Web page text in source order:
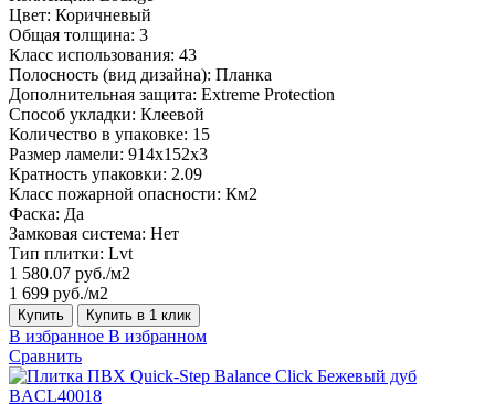
Цвет: Коричневый
Общая толщина: 3
Класс использования: 43
Полосность (вид дизайна): Планка
Дополнительная защита: Extreme Protection
Способ укладки: Клеевой
Количество в упаковке: 15
Размер ламели: 914x152x3
Кратность упаковки: 2.09
Класс пожарной опасности: Км2
Фаска: Да
Замковая система: Нет
Тип плитки: Lvt
1 580.07 руб./м2
1 699 руб./м2
Купить Купить в 1 клик
В избранное В избранном
Сравнить